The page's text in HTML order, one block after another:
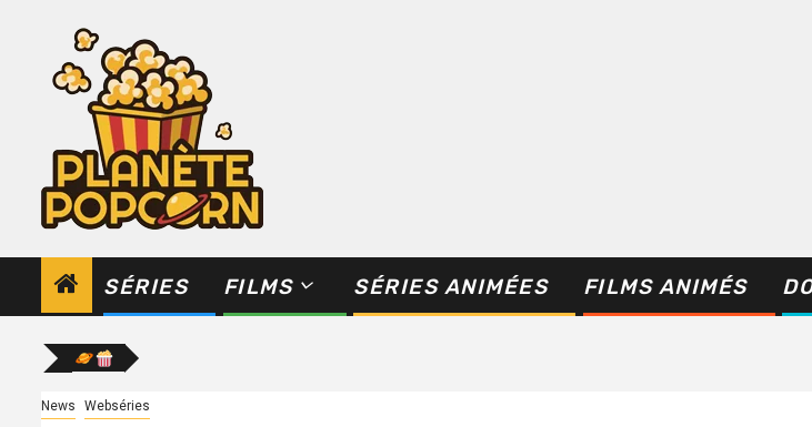
SÉRIES FILMS SÉRIES ANIMÉES FILMS ANIMÉS
News Webséries